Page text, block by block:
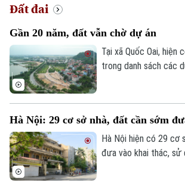
Đất đai
Gần 20 năm, đất vẫn chờ dự án
Tại xã Quốc Oai, hiện
trong danh sách các
vào sử dụng hiệu
chậm triển khai
nguồn lực đất đai mà
Hà Nội: 29 cơ sở nhà, đất cần sớm
Hà Nội hiện có 29 cơ
đưa vào khai thác, sử